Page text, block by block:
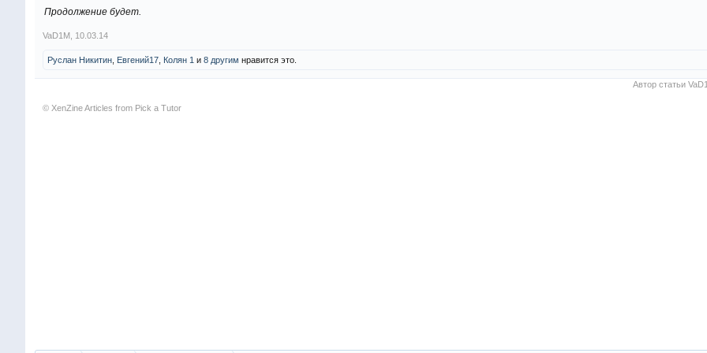
Продолжение будет.
VaD1M, 10.03.14
Руслан Никитин, Евгений17, Колян 1 и 8 другим нравится это.
Автор статьи
© XenZineArticles from Pick a Tutor